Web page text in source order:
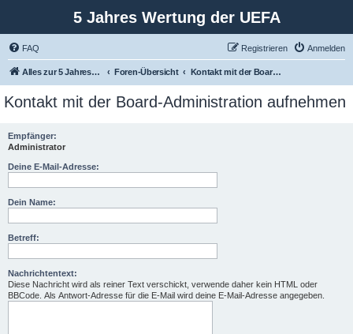
5 Jahres Wertung der UEFA
FAQ Anmelden
Registrieren
Alles zur 5 Jahreswertung / Tabelle der UEFA mit vielen Statistiken. Foren-Übersicht Kontakt mit der Board-Administration aufnehmen
Kontakt mit der Board-Administration aufnehmen
Empfänger:
Administrator
Deine E-Mail-Adresse:
Dein Name:
Betreff:
Nachrichtentext:
Diese Nachricht wird als reiner Text verschickt, verwende daher kein HTML oder
BBCode. Als Antwort-Adresse für die E-Mail wird deine E-Mail-Adresse angegeben.